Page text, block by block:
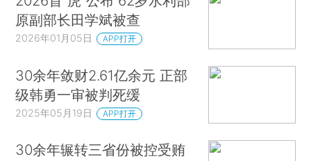
原副部长田学斌被查
2026年01月05日 APP打开
30余年敛财2.61亿余元 正部
级韩勇一审被判死缓
2025年05月19日 APP打开
30余年辗转三省份被控受贿